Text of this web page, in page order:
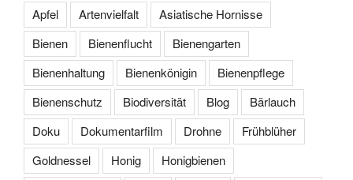
Apfel Artenvielfalt
Asiatische Hornisse
Bienen
Bienenflucht
Bienengarten
Bienenhaltung
Bienenkönigin
Bienenpflege
Bienenschutz
Biodiversität Blog
Bärlauch
Doku
Dokumentarfilm Drohne
Frühblüher
Goldnessel
Honig
Honigbienen